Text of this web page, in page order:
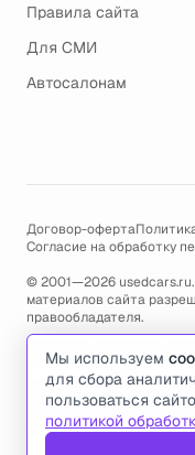
Правила сайта
Для СМИ
Автосалонам
Договор-оферта
Согласие на обработку
© 2001—2026
материалов сайта
правообладателя.
Пользуясь сайтом, вы
политикой обработки
По всем вопросам
и проблемами
support@usedcars.ruили
Мы используем
для сбора
пользоваться
политикой